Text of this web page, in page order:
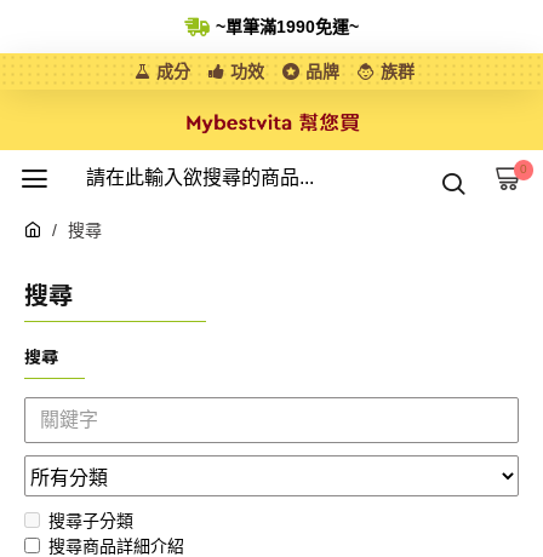
~單筆滿1990免運~
成分 功效 品牌 族群
0
搜尋
搜尋
搜尋
搜尋子分類
搜尋商品詳細介紹